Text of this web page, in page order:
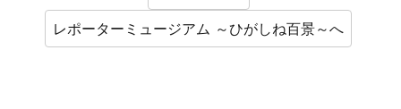
レポーターミュージアム ～ひがしね百景～へ